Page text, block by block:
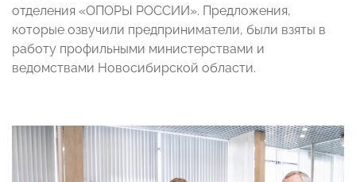
отделения «ОПОРЫ РОССИИ». Предложения,
которые озвучили предприниматели, были взяты в
работу профильными министерствами и
ведомствами Новосибирской области.